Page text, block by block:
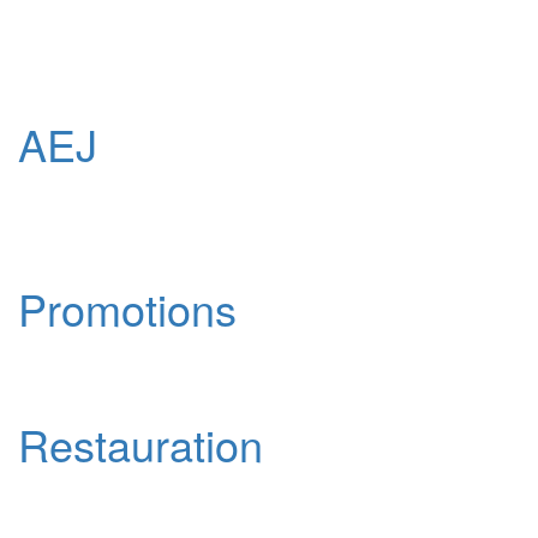
AEJ
Promotions
Restauration